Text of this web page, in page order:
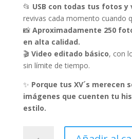
📂 USB con todas tus fotos y
revivas cada momento cuando
📸 Aproximadamente 250
en alta calidad.
🎬 Video editado básico, con
sin límite de tiempo.
✨ Porque tus XV´s merecen
imágenes que cuenten tu
estilo.